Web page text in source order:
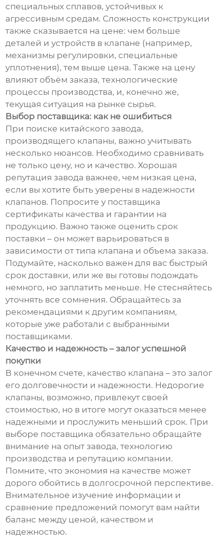
специальных сплавов, устойчивых к
агрессивным средам. Сложность конструкции
также сказывается на цене: чем больше
деталей и устройств в клапане (например,
механизмы регулировки, специальные
уплотнения), тем выше цена. Также на цену
влияют объём заказа, технологические
процессы производства, и, конечно же,
текущая ситуация на рынке сырья.
Выбор поставщика: как не ошибиться
При поиске китайского завода,
производящего клапаны, важно учитывать
несколько нюансов. Необходимо сравнивать
не только цену, но и качество. Хорошая
репутация завода важнее, чем низкая цена,
если вы хотите быть уверены в надежности
клапанов. Попросите у поставщика
сертификаты качества и гарантии на
продукцию. Важно также оценить срок
поставки – он может варьироваться в
зависимости от типа клапана и объема заказа.
Подумайте, насколько важен для вас быстрый
срок доставки, или же вы готовы подождать
немного, но заплатить меньше. Не стесняйтесь
уточнять все сомнения. Обращайтесь за
рекомендациями к другим компаниям,
которые уже работали с выбранными
поставщиками.
Качество и надежность – залог успешной
покупки
В конечном счете, качество клапана – это залог
его долговечности и надежности. Недорогие
клапаны, возможно, привлекут своей
стоимостью, но в итоге могут оказаться менее
надежными и прослужить меньший срок. При
выборе поставщика обязательно обращайте
внимание на опыт завода, технологию
производства и репутацию компании.
Помните, что экономия на качестве может
дорого обойтись в долгосрочной перспективе.
Внимательное изучение информации и
сравнение предложений помогут вам найти
баланс между ценой, качеством и
надежностью.